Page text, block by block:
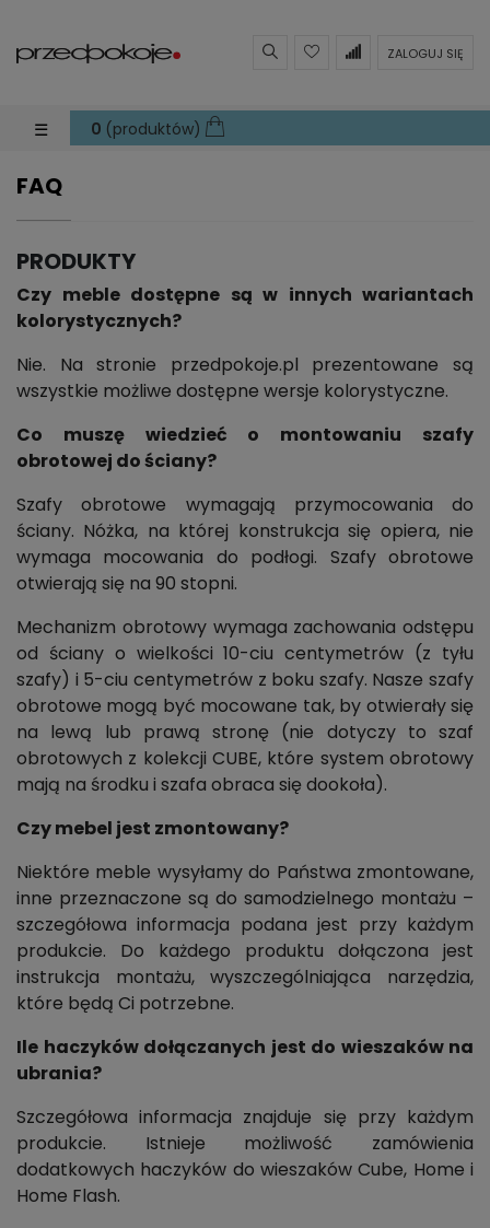
ZALOGUJ SIĘ
Toggle navigation
☰ 0 (produktów)
FAQ
PRODUKTY
Czy meble dostępne są w innych wariantach
kolorystycznych?
Nie. Na stronie przedpokoje.pl prezentowane są
wszystkie możliwe dostępne wersje kolorystyczne.
Co muszę wiedzieć o montowaniu szafy
obrotowej do ściany?
Szafy obrotowe wymagają przymocowania do
ściany. Nóżka, na której konstrukcja się opiera, nie
wymaga mocowania do podłogi. Szafy obrotowe
otwierają się na 90 stopni.
Mechanizm obrotowy wymaga zachowania odstępu
od ściany o wielkości 10-ciu centymetrów (z tyłu
szafy) i 5-ciu centymetrów z boku szafy. Nasze szafy
obrotowe mogą być mocowane tak, by otwierały się
na lewą lub prawą stronę (nie dotyczy to szaf
obrotowych z kolekcji CUBE, które system obrotowy
mają na środku i szafa obraca się dookoła).
Czy mebel jest zmontowany?
Niektóre meble wysyłamy do Państwa zmontowane,
inne przeznaczone są do samodzielnego montażu –
szczegółowa informacja podana jest przy każdym
produkcie. Do każdego produktu dołączona jest
instrukcja montażu, wyszczególniająca narzędzia,
które będą Ci potrzebne.
Ile haczyków dołączanych jest do wieszaków na
ubrania?
Szczegółowa informacja znajduje się przy każdym
produkcie. Istnieje możliwość zamówienia
dodatkowych haczyków do wieszaków Cube, Home i
Home Flash.